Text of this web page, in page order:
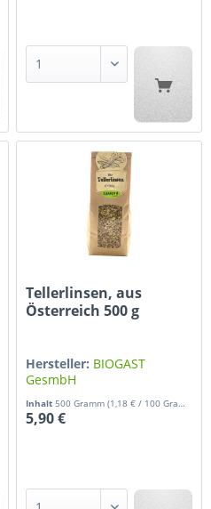
Tellerlinsen, aus
Österreich 500 g
Hersteller: BIOGAST
GesmbH
Inhalt500 Gramm(1,18 € / 100 Gramm)
5,90 €